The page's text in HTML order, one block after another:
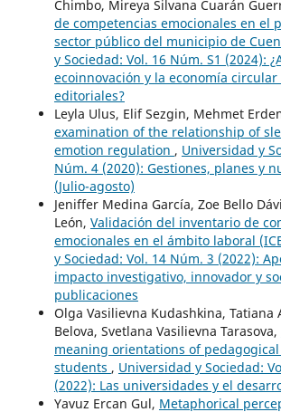
Chimbo, Mireya Silvana Cuarán
de competencias emocionales en el
sector público del municipio de
y Sociedad: Vol. 16 Núm. S1 (2024):
ecoinnovación y la economía
editoriales?
Leyla Ulus, Elif Sezgin, Mehmet
examination of the relationship of
emotion regulation , Universidad y
Núm. 4 (2020): Gestiones, planes y
(Julio-agosto)
Jeniffer Medina García, Zoe Bello
León, Validación del inventario de
emocionales en el ámbito laboral
y Sociedad: Vol. 14 Núm. 3 (2022):
impacto investigativo, innovador y
publicaciones
Olga Vasilievna Kudashkina, Tatiana
Belova, Svetlana Vasilievna Tarasova,
meaning orientations of
students , Universidad y Sociedad:
(2022): Las universidades y el
Yavuz Ercan Gul, Metaphorical